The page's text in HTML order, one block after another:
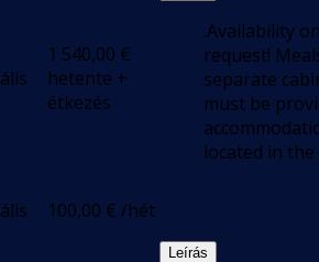
1 540,00 €
hetente +
étkezés
.Availability
request!
separate
must be
located in
100,00 € /hét
Leírás